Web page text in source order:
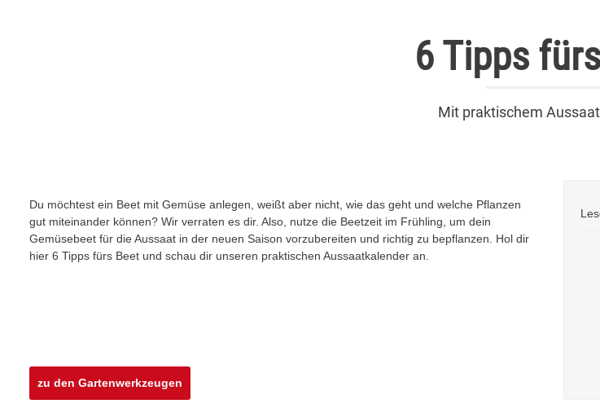
6 Tipps
Mit praktischem
Du möchtest ein Beet mit Gemüse anlegen, weißt aber nicht, wie das geht und welche Pflanzen
gut miteinander können? Wir verraten es dir. Also, nutze die Beetzeit im Frühling, um dein
Gemüsebeet für die Aussaat in der neuen Saison vorzubereiten und richtig zu bepflanzen. Hol dir
hier 6 Tipps fürs Beet und schau dir unseren praktischen Aussaatkalender an.
zu den Gartenwerkzeugen